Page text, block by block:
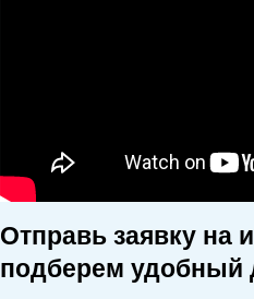
Отправь заявку на
подберем удобный